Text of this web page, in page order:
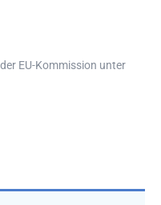
EU-Kommission unter